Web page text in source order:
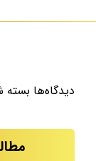
دیدگاه‌ها بسته